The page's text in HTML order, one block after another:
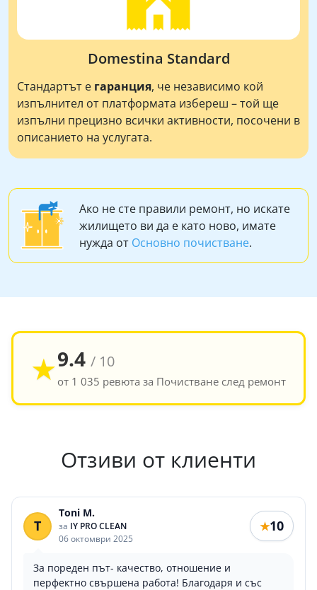
Domestina Standard
Стандартът е гаранция, че независимо кой
изпълнител от платформата избереш – той ще
изпълни прецизно всички активности, посочени в
описанието на услугата.
Ако не сте правили ремонт, но искате
жилището ви да е като ново, имате
нужда от Основно почистване.
★9.4 / 10
от 1 035 ревюта за Почистване след ремонт
Отзиви от клиенти
T
Toni M.
за IY PRO CLEAN
06 октомври 2025
★10
За пореден път- качество, отношение и
перфектно свършена работа! Благодаря и със